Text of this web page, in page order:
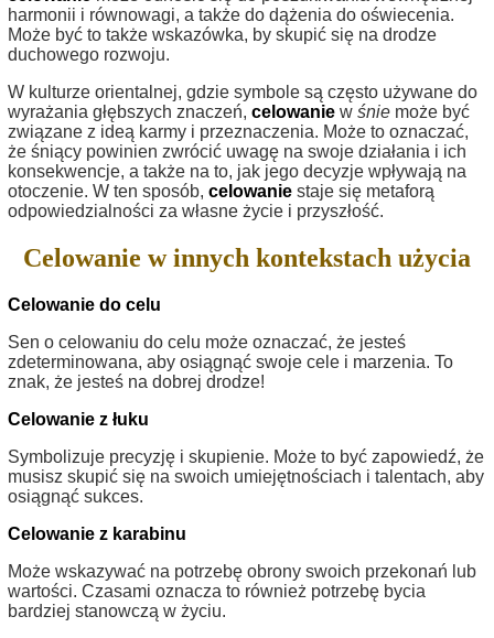
harmonii i równowagi, a także do dążenia do oświecenia.
Może być to także wskazówka, by skupić się na drodze
duchowego rozwoju.
W kulturze orientalnej, gdzie symbole są często używane do
wyrażania głębszych znaczeń, celowanie w śnie może być
związane z ideą karmy i przeznaczenia. Może to oznaczać,
że śniący powinien zwrócić uwagę na swoje działania i ich
konsekwencje, a także na to, jak jego decyzje wpływają na
otoczenie. W ten sposób, celowanie staje się metaforą
odpowiedzialności za własne życie i przyszłość.
Celowanie w innych kontekstach użycia
Celowanie do celu
Sen o celowaniu do celu może oznaczać, że jesteś
zdeterminowana, aby osiągnąć swoje cele i marzenia. To
znak, że jesteś na dobrej drodze!
Celowanie z łuku
Symbolizuje precyzję i skupienie. Może to być zapowiedź, że
musisz skupić się na swoich umiejętnościach i talentach, aby
osiągnąć sukces.
Celowanie z karabinu
Może wskazywać na potrzebę obrony swoich przekonań lub
wartości. Czasami oznacza to również potrzebę bycia
bardziej stanowczą w życiu.